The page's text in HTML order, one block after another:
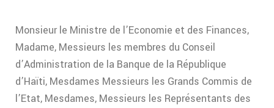
Monsieur le Ministre de l’Economie et des Finances,
Madame, Messieurs les membres du Conseil
d’Administration de la Banque de la République
d’Haïti, Mesdames Messieurs les Grands Commis de
l’Etat, Mesdames, Messieurs les Représentants des